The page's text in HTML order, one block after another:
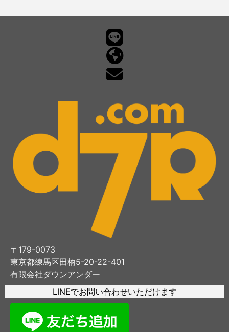
〒179-0073
東京都練馬区田柄5-20-22-401
有限会社ダウンアンダー
LINEでお問い合わせいただけます